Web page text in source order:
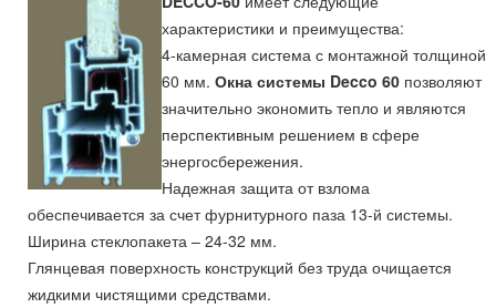
характеристики и преимущества:
4-камерная система с монтажной толщиной
60 мм. Окна системы Decco 60 позволяют
значительно экономить тепло и являются
перспективным решением в сфере
энергосбережения.
Надежная защита от взлома
обеспечивается за счет фурнитурного паза 13-й системы.
Ширина стеклопакета – 24-32 мм.
Глянцевая поверхность конструкций без труда очищается
жидкими чистящими средствами.